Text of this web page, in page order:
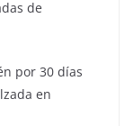
de
por 30 días
en